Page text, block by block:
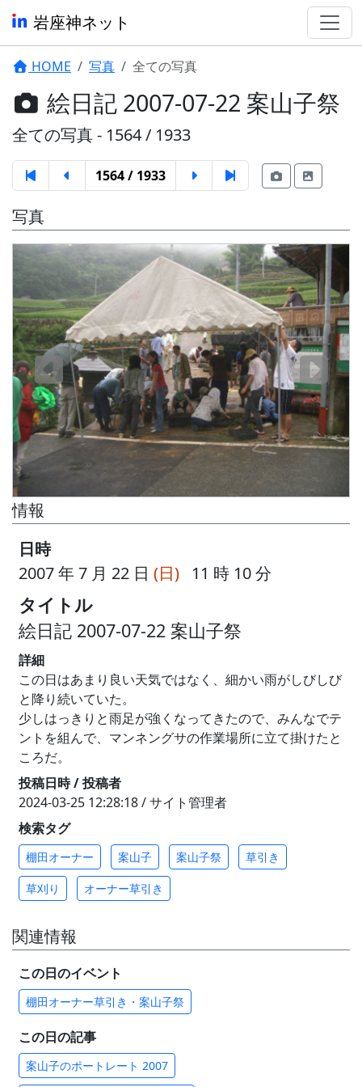
岩座神ネット
HOME 写真 全ての写真
絵日記 2007-07-22 案山子祭
全ての写真 - 1564 / 1933
1564 / 1933
写真
情報
日時
2007 年 7 月 22 日 (日) 11 時 10 分
タイトル
絵日記 2007-07-22 案山子祭
詳細
この日はあまり良い天気ではなく、細かい雨がしびしび
と降り続いていた。
少しはっきりと雨足が強くなってきたので、みんなでテ
ントを組んで、マンネングサの作業場所に立て掛けたと
ころだ。
投稿日時 / 投稿者
2024-03-25 12:28:18 / サイト管理者
検索タグ
棚田オーナー 案山子 案山子祭 草引き
草刈り オーナー草引き
関連情報
この日のイベント
棚田オーナー草引き・案山子祭
この日の記事
案山子のポートレート 2007